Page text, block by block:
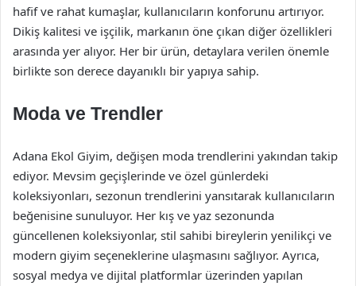
hafif ve rahat kumaşlar, kullanıcıların konforunu artırıyor.
Dikiş kalitesi ve işçilik, markanın öne çıkan diğer özellikleri
arasında yer alıyor. Her bir ürün, detaylara verilen önemle
birlikte son derece dayanıklı bir yapıya sahip.
Moda ve Trendler
Adana Ekol Giyim, değişen moda trendlerini yakından takip
ediyor. Mevsim geçişlerinde ve özel günlerdeki
koleksiyonları, sezonun trendlerini yansıtarak kullanıcıların
beğenisine sunuluyor. Her kış ve yaz sezonunda
güncellenen koleksiyonlar, stil sahibi bireylerin yenilikçi ve
modern giyim seçeneklerine ulaşmasını sağlıyor. Ayrıca,
sosyal medya ve dijital platformlar üzerinden yapılan